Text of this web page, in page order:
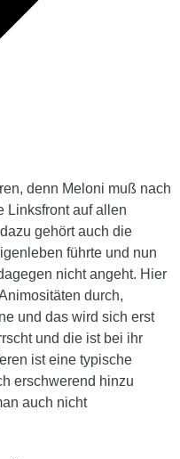
denn Meloni muß nach
Linksfront auf allen
gehört auch die
führte und nun
nicht angeht. Hier
durch,
und das wird sich erst
und die ist bei ihr
ist eine typische
erschwerend hinzu
auch nicht